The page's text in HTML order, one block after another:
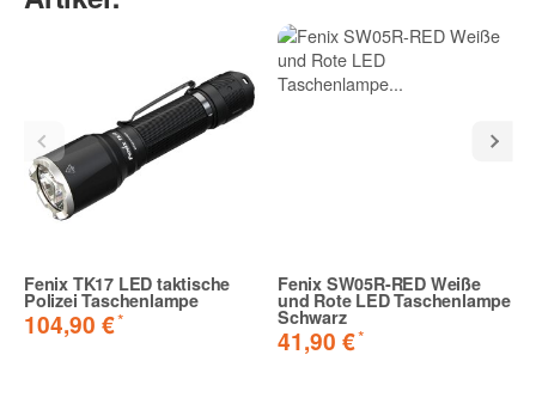
Fenix TK17 LED taktische
Polizei Taschenlampe
104,90 €*
Fenix SW05R-RED Weiße
und Rote LED Taschenlampe
Schwarz
41,90 €*